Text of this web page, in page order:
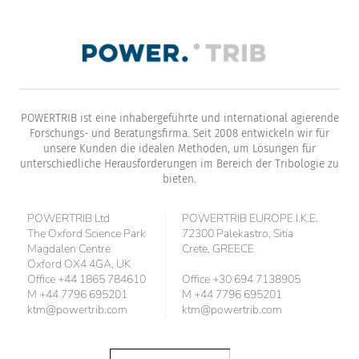
POWERTRIB ist eine inhabergeführte und international agierende
Forschungs- und Beratungsfirma. Seit 2008 entwickeln wir für
unsere Kunden die idealen Methoden, um Lösungen für
unterschiedliche Herausforderungen im Bereich der Tribologie zu
bieten.
POWERTRIB Ltd
The Oxford Science Park
Magdalen Centre
Oxford OX4 4GA, UK
Office +44 1865 784610
M +44 7796 695201
ktm@powertrib.com
POWERTRIB EUROPE I.K.E.
72300 Palekastro, Sitia
Crete, GREECE
Office +30 694 7138905
M +44 7796 695201
ktm@powertrib.com